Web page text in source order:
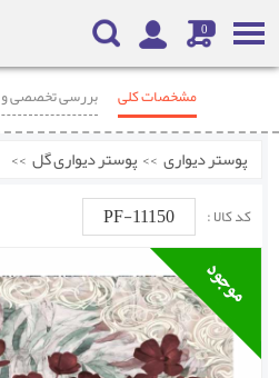
0
مشخصات کلی بررسی تخصصی و
محصولات مرتبط
پوستر دیواری >> پوستر دیواری گل >>
کد کالا : PF-11150